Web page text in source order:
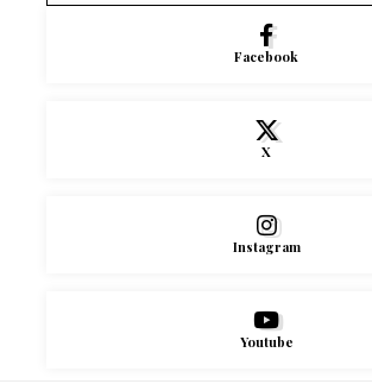
Facebook
X
Instagram
Youtube